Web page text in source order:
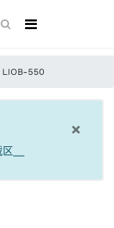
LIOB-550
×
__